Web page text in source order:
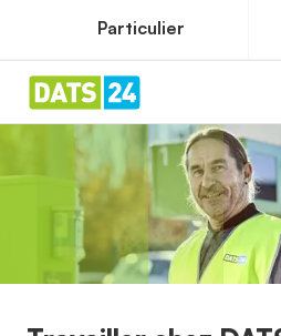
Particulier